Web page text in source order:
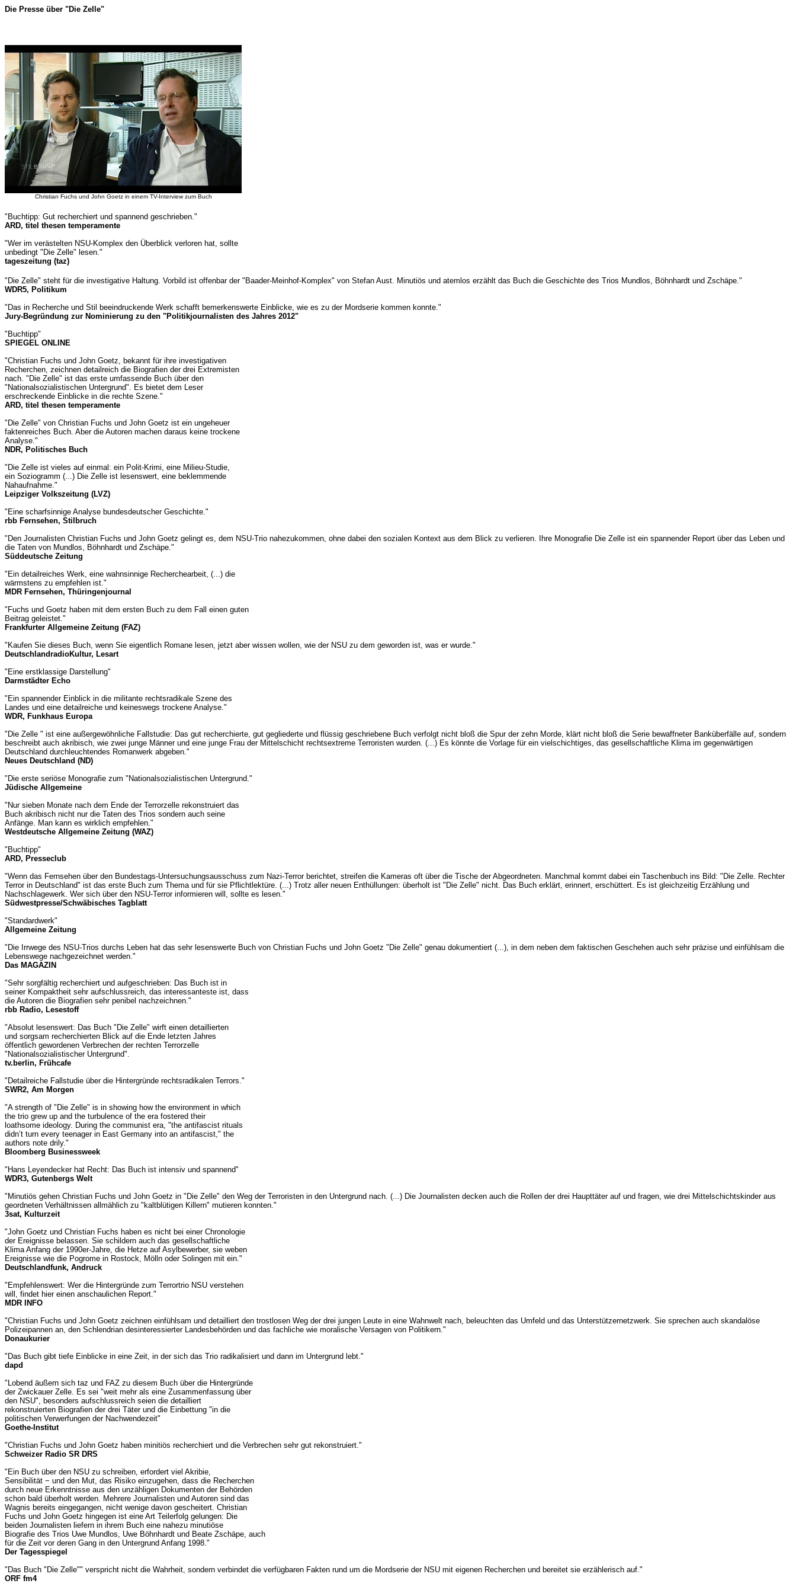
Die Presse über "Die Zelle"
Christian Fuchs und John Goetz in einem TV-Interview zum Buch
"Buchtipp: Gut recherchiert und spannend geschrieben."
ARD, titel thesen temperamente
"Wer im verästelten NSU-Komplex den Überblick verloren hat, sollte
unbedingt "Die Zelle" lesen."
tageszeitung (taz)
"Die Zelle" steht für die investigative Haltung. Vorbild ist offenbar der "Baader-Meinhof-Komplex" von Stefan Aust. Minutiös und atemlos erzählt das Buch die Geschichte des Trios Mundlos, Böhnhardt und Zschäpe."
WDR5, Politikum
"Das in Recherche und Stil beeindruckende Werk schafft bemerkenswerte Einblicke, wie es zu der Mordserie kommen konnte."
Jury-Begründung zur Nominierung zu den "Politikjournalisten des Jahres 2012"
"Buchtipp"
SPIEGEL ONLINE
"Christian Fuchs und John Goetz, bekannt für ihre investigativen
Recherchen, zeichnen detailreich die Biografien der drei Extremisten
nach. "Die Zelle" ist das erste umfassende Buch über den
"Nationalsozialistischen Untergrund". Es bietet dem Leser
erschreckende Einblicke in die rechte Szene."
ARD, titel thesen temperamente
"Die Zelle" von Christian Fuchs und John Goetz ist ein ungeheuer
faktenreiches Buch. Aber die Autoren machen daraus keine trockene
Analyse."
NDR, Politisches Buch
"Die Zelle ist vieles auf einmal: ein Polit-Krimi, eine Milieu-Studie,
ein Soziogramm (...) Die Zelle ist lesenswert, eine beklemmende
Nahaufnahme."
Leipziger Volkszeitung (LVZ)
"Eine scharfsinnige Analyse bundesdeutscher Geschichte."
rbb Fernsehen, Stilbruch
"Den Journalisten Christian Fuchs und John Goetz gelingt es, dem NSU-Trio nahezukommen, ohne dabei den sozialen Kontext aus dem Blick zu verlieren. Ihre Monografie Die Zelle ist ein spannender Report über das Leben und
die Taten von Mundlos, Böhnhardt und Zschäpe."
Süddeutsche Zeitung
"Ein detailreiches Werk, eine wahnsinnige Recherchearbeit, (...) die
wärmstens zu empfehlen ist."
MDR Fernsehen, Thüringenjournal
"Fuchs und Goetz haben mit dem ersten Buch zu dem Fall einen guten
Beitrag geleistet."
Frankfurter Allgemeine Zeitung (FAZ)
"Kaufen Sie dieses Buch, wenn Sie eigentlich Romane lesen, jetzt aber wissen wollen, wie der NSU zu dem geworden ist, was er wurde."
DeutschlandradioKultur, Lesart
"Eine erstklassige Darstellung"
Darmstädter Echo
"Ein spannender Einblick in die militante rechtsradikale Szene des
Landes und eine detailreiche und keineswegs trockene Analyse."
WDR, Funkhaus Europa
"Die Zelle " ist eine außergewöhnliche Fallstudie: Das gut recherchierte, gut gegliederte und flüssig geschriebene Buch verfolgt nicht bloß die Spur der zehn Morde, klärt nicht bloß die Serie bewaffneter Banküberfälle auf, sondern
beschreibt auch akribisch, wie zwei junge Männer und eine junge Frau der Mittelschicht rechtsextreme Terroristen wurden. (...) Es könnte die Vorlage für ein vielschichtiges, das gesellschaftliche Klima im gegenwärtigen
Deutschland durchleuchtendes Romanwerk abgeben."
Neues Deutschland (ND)
"Die erste seriöse Monografie zum "Nationalsozialistischen Untergrund."
Jüdische Allgemeine
"Nur sieben Monate nach dem Ende der Terrorzelle rekonstruiert das
Buch akribisch nicht nur die Taten des Trios sondern auch seine
Anfänge. Man kann es wirklich empfehlen."
Westdeutsche Allgemeine Zeitung (WAZ)
"Buchtipp"
ARD, Presseclub
"Wenn das Fernsehen über den Bundestags-Untersuchungsausschuss zum Nazi-Terror berichtet, streifen die Kameras oft über die Tische der Abgeordneten. Manchmal kommt dabei ein Taschenbuch ins Bild: "Die Zelle. Rechter
Terror in Deutschland" ist das erste Buch zum Thema und für sie Pflichtlektüre. (...) Trotz aller neuen Enthüllungen: überholt ist "Die Zelle" nicht. Das Buch erklärt, erinnert, erschüttert. Es ist gleichzeitig Erzählung und
Nachschlagewerk. Wer sich über den NSU-Terror informieren will, sollte es lesen."
Südwestpresse/Schwäbisches Tagblatt
"Standardwerk"
Allgemeine Zeitung
"Die Irrwege des NSU-Trios durchs Leben hat das sehr lesenswerte Buch von Christian Fuchs und John Goetz "Die Zelle" genau dokumentiert (...), in dem neben dem faktischen Geschehen auch sehr präzise und einfühlsam die
Lebenswege nachgezeichnet werden."
Das MAGAZIN
"Sehr sorgfältig recherchiert und aufgeschrieben: Das Buch ist in
seiner Kompaktheit sehr aufschlussreich, das interessanteste ist, dass
die Autoren die Biografien sehr penibel nachzeichnen."
rbb Radio, Lesestoff
"Absolut lesenswert: Das Buch "Die Zelle" wirft einen detaillierten
und sorgsam recherchierten Blick auf die Ende letzten Jahres
öffentlich gewordenen Verbrechen der rechten Terrorzelle
"Nationalsozialistischer Untergrund".
tv.berlin, Frühcafe
"Detailreiche Fallstudie über die Hintergründe rechtsradikalen Terrors."
SWR2, Am Morgen
"A strength of "Die Zelle" is in showing how the environment in which
the trio grew up and the turbulence of the era fostered their
loathsome ideology. During the communist era, "the antifascist rituals
didn’t turn every teenager in East Germany into an antifascist," the
authors note drily."
Bloomberg Businessweek
"Hans Leyendecker hat Recht: Das Buch ist intensiv und spannend"
WDR3, Gutenbergs Welt
"Minutiös gehen Christian Fuchs und John Goetz in "Die Zelle" den Weg der Terroristen in den Untergrund nach. (...) Die Journalisten decken auch die Rollen der drei Haupttäter auf und fragen, wie drei Mittelschichtskinder aus
geordneten Verhältnissen allmählich zu "kaltblütigen Killern" mutieren konnten."
3sat, Kulturzeit
"John Goetz und Christian Fuchs haben es nicht bei einer Chronologie
der Ereignisse belassen. Sie schildern auch das gesellschaftliche
Klima Anfang der 1990er-Jahre, die Hetze auf Asylbewerber, sie weben
Ereignisse wie die Pogrome in Rostock, Mölln oder Solingen mit ein."
Deutschlandfunk, Andruck
"Empfehlenswert: Wer die Hintergründe zum Terrortrio NSU verstehen
will, findet hier einen anschaulichen Report."
MDR INFO
"Christian Fuchs und John Goetz zeichnen einfühlsam und detailliert den trostlosen Weg der drei jungen Leute in eine Wahnwelt nach, beleuchten das Umfeld und das Unterstützernetzwerk. Sie sprechen auch skandalöse
Polizeipannen an, den Schlendrian desinteressierter Landesbehörden und das fachliche wie moralische Versagen von Politikern."
Donaukurier
"Das Buch gibt tiefe Einblicke in eine Zeit, in der sich das Trio radikalisiert und dann im Untergrund lebt."
dapd
"Lobend äußern sich taz und FAZ zu diesem Buch über die Hintergründe
der Zwickauer Zelle. Es sei "weit mehr als eine Zusammenfassung über
den NSU", besonders aufschlussreich seien die detailliert
rekonstruierten Biografien der drei Täter und die Einbettung "in die
politischen Verwerfungen der Nachwendezeit"
Goethe-Institut
"Christian Fuchs und John Goetz haben minitiös recherchiert und die Verbrechen sehr gut rekonstruiert."
Schweizer Radio SR DRS
"Ein Buch über den NSU zu schreiben, erfordert viel Akribie,
Sensibilität − und den Mut, das Risiko einzugehen, dass die Recherchen
durch neue Erkenntnisse aus den unzähligen Dokumenten der Behörden
schon bald überholt werden. Mehrere Journalisten und Autoren sind das
Wagnis bereits eingegangen, nicht wenige davon gescheitert. Christian
Fuchs und John Goetz hingegen ist eine Art Teilerfolg gelungen: Die
beiden Journalisten liefern in ihrem Buch eine nahezu minutiöse
Biografie des Trios Uwe Mundlos, Uwe Böhnhardt und Beate Zschäpe, auch
für die Zeit vor deren Gang in den Untergrund Anfang 1998."
Der Tagesspiegel
"Das Buch "Die Zelle"" verspricht nicht die Wahrheit, sondern verbindet die verfügbaren Fakten rund um die Mordserie der NSU mit eigenen Recherchen und bereitet sie erzählerisch auf."
ORF fm4